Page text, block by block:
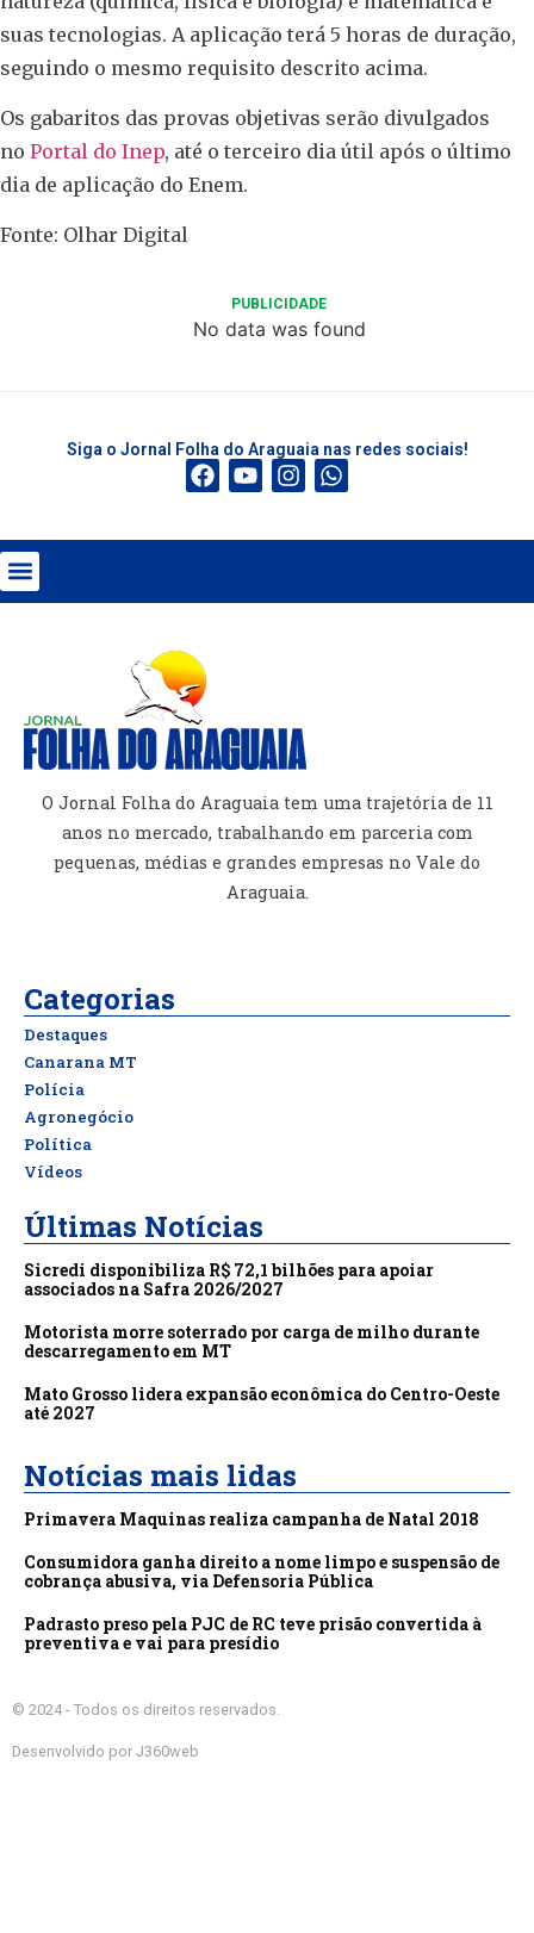
suas tecnologias. A aplicação terá 5 horas de duração,
seguindo o mesmo requisito descrito acima.
Os gabaritos das provas objetivas serão divulgados
no Portal do Inep, até o terceiro dia útil após o último
dia de aplicação do Enem.
Fonte: Olhar Digital
PUBLICIDADE
No data was found
Siga o Jornal Folha do Araguaia nas redes sociais!
O Jornal Folha do Araguaia tem uma trajetória de 11
anos no mercado, trabalhando em parceria com
pequenas, médias e grandes empresas no Vale do
Araguaia.
Categorias
Destaques
Canarana MT
Polícia
Agronegócio
Política
Vídeos
Últimas Notícias
Sicredi disponibiliza R$ 72,1 bilhões para apoiar
associados na Safra 2026/2027
Motorista morre soterrado por carga de milho durante
descarregamento em MT
Mato Grosso lidera expansão econômica do Centro-Oeste
até 2027
Notícias mais lidas
Primavera Maquinas realiza campanha de Natal 2018
Consumidora ganha direito a nome limpo e suspensão de
cobrança abusiva, via Defensoria Pública
Padrasto preso pela PJC de RC teve prisão convertida à
preventiva e vai para presídio
© 2024 - Todos os direitos reservados.
Desenvolvido por J360web